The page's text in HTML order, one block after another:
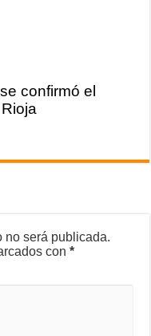
confirmó el
no será publicada.
con*